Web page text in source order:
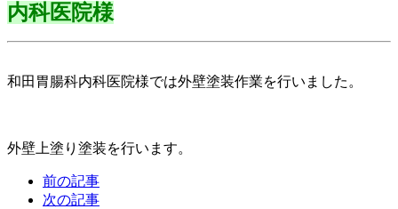
内科医院様
和田胃腸科内科医院様では外壁塗装作業を行いました。
外壁上塗り塗装を行います。
前の記事
次の記事